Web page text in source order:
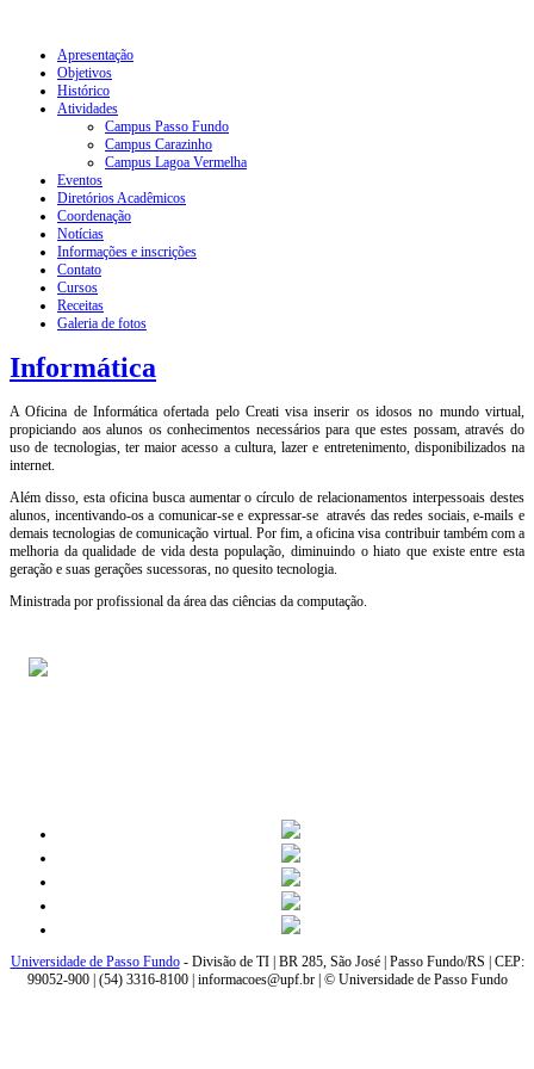
Apresentação
Objetivos
Histórico
Atividades
Campus Passo Fundo
Campus Carazinho
Campus Lagoa Vermelha
Eventos
Diretórios Acadêmicos
Coordenação
Notícias
Informações e inscrições
Contato
Cursos
Receitas
Galeria de fotos
Informática
A Oficina de Informática ofertada pelo Creati visa inserir os idosos no mundo virtual,
propiciando aos alunos os conhecimentos necessários para que estes possam, através do
uso de tecnologias, ter maior acesso a cultura, lazer e entretenimento, disponibilizados na
internet.
Além disso, esta oficina busca aumentar o círculo de relacionamentos interpessoais destes
alunos, incentivando-os a comunicar-se e expressar-se através das redes sociais, e-mails e
demais tecnologias de comunicação virtual. Por fim, a oficina visa contribuir também com a
melhoria da qualidade de vida desta população, diminuindo o hiato que existe entre esta
geração e suas gerações sucessoras, no quesito tecnologia.
Ministrada por profissional da área das ciências da computação.
Universidade de Passo Fundo- Divisão de TI | BR 285, São José | Passo Fundo/RS | CEP:
99052-900 | (54) 3316-8100 | informacoes@upf.br | © Universidade de Passo Fundo